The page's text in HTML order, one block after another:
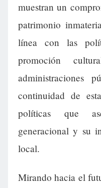
muestran un
patrimonio
línea con las
promoción
administraciones
continuidad de
políticas que
generacional y su
local.
Mirando hacia el